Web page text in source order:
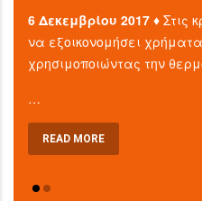
6 Δεκεμβρίου 2017 ♦Στις
να εξοικονομήσει
χρησιμοποιώντας την
…
READ MORE